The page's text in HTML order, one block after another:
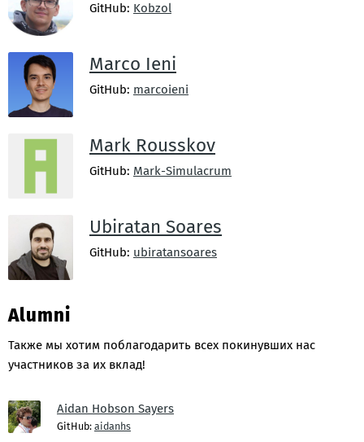
GitHub: Kobzol
Marco Ieni
GitHub: marcoieni
Mark Rousskov
GitHub: Mark-Simulacrum
Ubiratan Soares
GitHub: ubiratansoares
Alumni
Также мы хотим поблагодарить всех покинувших нас
участников за их вклад!
Aidan Hobson Sayers
GitHub: aidanhs